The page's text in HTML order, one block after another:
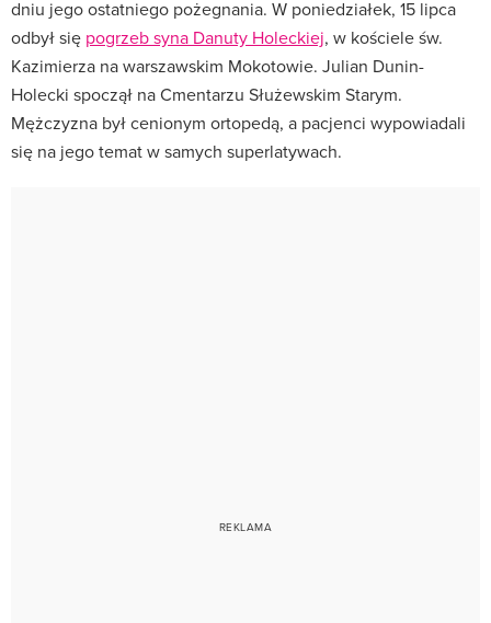
dniu jego ostatniego pożegnania. W poniedziałek, 15 lipca
odbył się pogrzeb syna Danuty Holeckiej, w kościele św.
Kazimierza na warszawskim Mokotowie. Julian Dunin-
Holecki spoczął na Cmentarzu Służewskim Starym.
Mężczyzna był cenionym ortopedą, a pacjenci wypowiadali
się na jego temat w samych superlatywach.